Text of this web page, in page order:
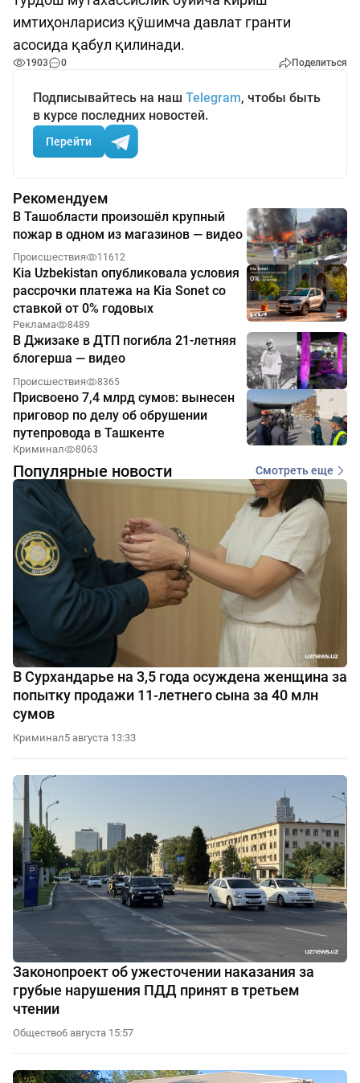
имтиҳонларисиз қўшимча давлат гранти
асосида қабул қилинади.
1903 0 Поделиться
Подписывайтесь на наш Telegram, чтобы быть
в курсе последних новостей.
Перейти
Рекомендуем
В Ташобласти произошёл крупный
пожар в одном из магазинов — видео
Происшествия 11612
Kia Uzbekistan опубликовала условия
рассрочки платежа на Kia Sonet со
ставкой от 0% годовых
Реклама 8489
В Джизаке в ДТП погибла 21-летняя
блогерша — видео
Происшествия 8365
Присвоено 7,4 млрд сумов: вынесен
приговор по делу об обрушении
путепровода в Ташкенте
Криминал 8063
Популярные новости Смотреть еще
В Сурхандарье на 3,5 года осуждена женщина за
попытку продажи 11-летнего сына за 40 млн
сумов
Криминал5 августа 13:33
Законопроект об ужесточении наказания за
грубые нарушения ПДД принят в третьем
чтении
Общество6 августа 15:57